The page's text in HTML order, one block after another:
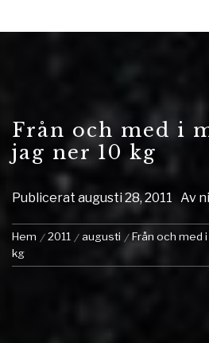
Från och med i
jag ner 10 kg
Publicerat augusti 28, 2011 Av
Hem 2011 augusti
Från och med
kg